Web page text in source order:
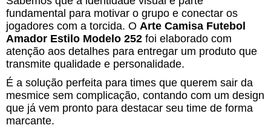
fundamental para motivar o grupo e conectar os
jogadores com a torcida. O Arte Camisa Futebol
Amador Estilo Modelo 252 foi elaborado com
atenção aos detalhes para entregar um produto que
transmite qualidade e personalidade.
É a solução perfeita para times que querem sair da
mesmice sem complicação, contando com um design
que já vem pronto para destacar seu time de forma
marcante.